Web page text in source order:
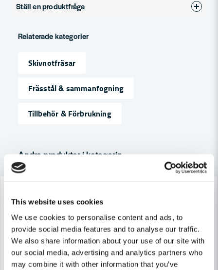
This website uses cookies
We use cookies to personalise content and ads, to
provide social media features and to analyse our traffic.
We also share information about your use of our site with
our social media, advertising and analytics partners who
may combine it with other information that you’ve
Produkttyp
Ställ en produktfråga
Fråga oss något om denna produkten...
Namn
email
Skicka fråga
Relaterade kategorier
Skivnotfräsar
Frässtål & sammanfogning
Tillbehör & Förbrukning
Andra produkter i kategorin